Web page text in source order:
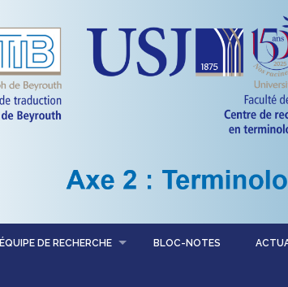
ÉQUIPE DE RECHERCHE BLOC-NOTES